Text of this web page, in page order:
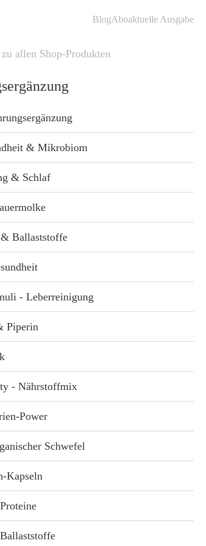
Geschenkideen
Blog
Lebensmitteln! Über 10 Milliarden
Körper.
die Gesundheit sitzt im Darm, sind doch
Stärken Sie Ihren Darm mit diesem
BlogAboaktuelle Ausgabe
allen Shop-Produkten
& Mikrobiom
& Schlaf
Ballaststoffe
- Leberreinigung
Piperin
- Nährstoffmix
Power
Schwefel
Kapseln